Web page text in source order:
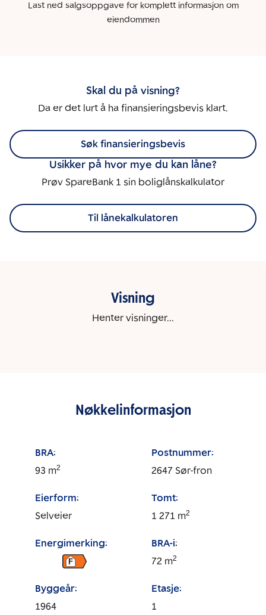
Last ned salgsoppgave for komplett informasjon om
eiendommen
Skal du på visning?
Da er det lurt å ha finansieringsbevis klart.
Søk finansieringsbevis
Usikker på hvor mye du kan låne?
Prøv SpareBank 1 sin boliglånskalkulator
Til lånekalkulatoren
Visning
Henter visninger...
Nøkkelinformasjon
BRA:
93 m2
Postnummer:
2647 Sør-fron
Eierform:
Selveier
Tomt:
1 271 m2
Energimerking:
F
BRA-i:
72 m2
Byggeår:
1964
Etasje:
1